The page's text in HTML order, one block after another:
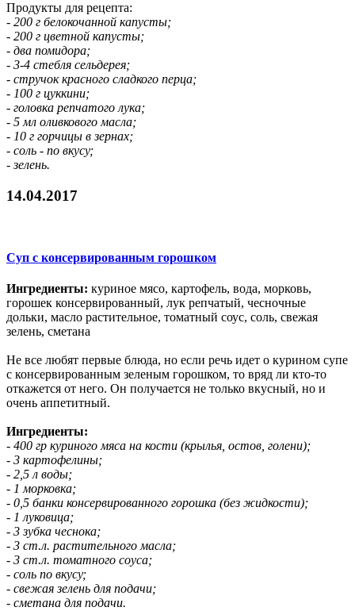
Продукты для рецепта:
- 200 г белокочанной капусты;
- 200 г цветной капусты;
- два помидора;
- 3-4 стебля сельдерея;
- стручок красного сладкого перца;
- 100 г цуккини;
- головка репчатого лука;
- 5 мл оливкового масла;
- 10 г горчицы в зернах;
- соль - по вкусу;
- зелень.
14.04.2017
Суп с консервированным горошком
Ингредиенты: куриное мясо, картофель, вода, морковь,
горошек консервированный, лук репчатый, чесночные
дольки, масло растительное, томатный соус, соль, свежая
зелень, сметана
Не все любят первые блюда, но если речь идет о курином супе
с консервированным зеленым горошком, то вряд ли кто-то
откажется от него. Он получается не только вкусный, но и
очень аппетитный.
Ингредиенты:
- 400 гр куриного мяса на кости (крылья, остов, голени);
- 3 картофелины;
- 2,5 л воды;
- 1 морковка;
- 0,5 банки консервированного горошка (без жидкости);
- 1 луковица;
- 3 зубка чеснока;
- 3 ст.л. растительного масла;
- 3 ст.л. томатного соуса;
- соль по вкусу;
- свежая зелень для подачи;
- сметана для подачи.